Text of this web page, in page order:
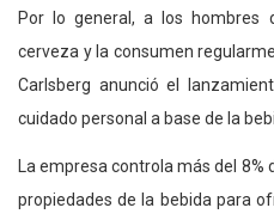
Por lo general, a los
cerveza y la consumen
Carlsberg anunció el
cuidado personal a base de la
La empresa controla más del
propiedades de la bebida para